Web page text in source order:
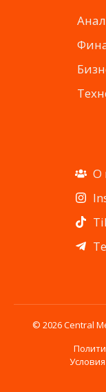
О
© 2026 Central